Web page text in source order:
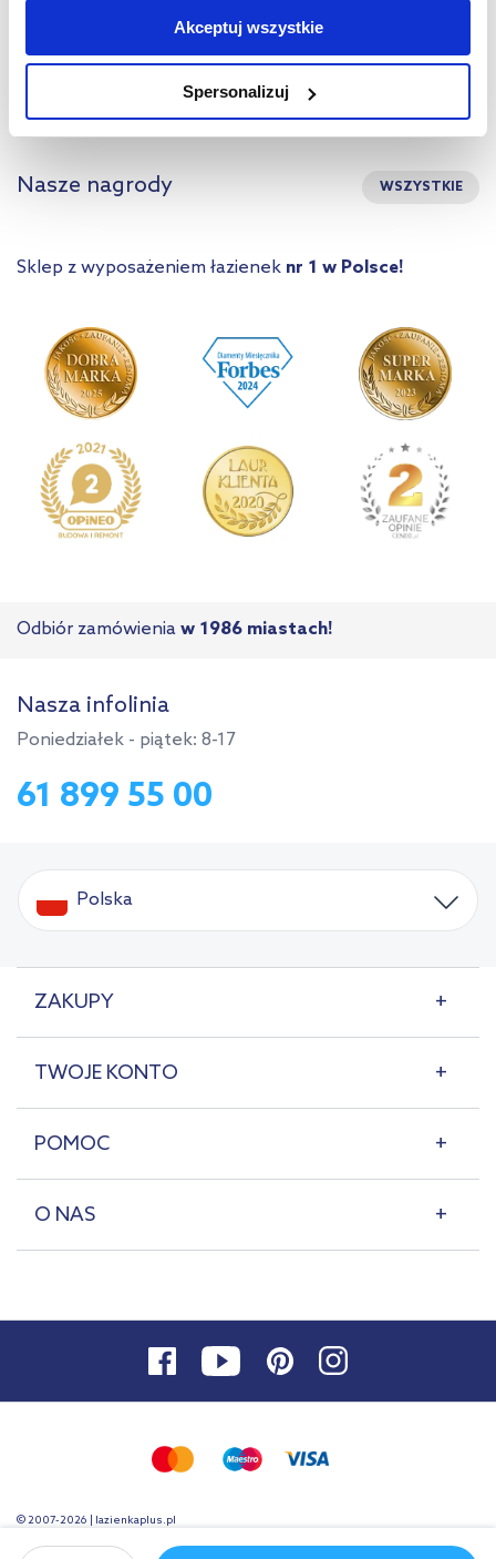
jednak, że zablokowane niektóre pliki cookie mogą mieć wpływ
na sposób dostarczania treści niedostosowanych do potrzeb
kliknij „Ustawienia plików cookie”.
Jeśli chcesz uzyskać więcej
informacji na temat plików cookie i tego, dlaczego ich przepisy,
Akceptuj wszystkie
Spersonalizuj
Pytania i odpowiedzi
Nasze nagrody WSZYSTKIE
Sklep z wyposażeniem łazienek nr 1 w Polsce!
Odbiór zamówienia w 1986 miastach!
Nasza infolinia
Poniedziałek - piątek: 8-17
61 899 55 00
Polska
ZAKUPY
TWOJE KONTO
POMOC
O NAS
© 2007-2026 | lazienkaplus.pl